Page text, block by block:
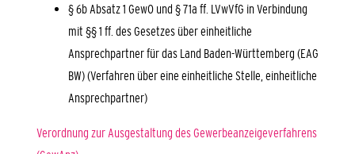
§ 6b Absatz 1 GewO und § 71a ff. LVwVfG in Verbindung
mit §§ 1 ff. des Gesetzes über einheitliche
Ansprechpartner für das Land Baden-Württemberg (EAG
BW)(Verfahren über eine einheitliche Stelle, einheitliche
Ansprechpartner)
Verordnung zur Ausgestaltung des Gewerbeanzeigeverfahrens